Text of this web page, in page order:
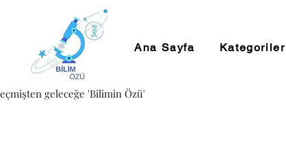
Ana Sayfa Kategoriler
geleceğe 'Bilimin Özü'